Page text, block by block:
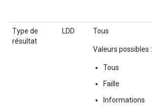
Type de
résultat
LDD Tous
Valeurs possibles :
Tous
Faille
Informations